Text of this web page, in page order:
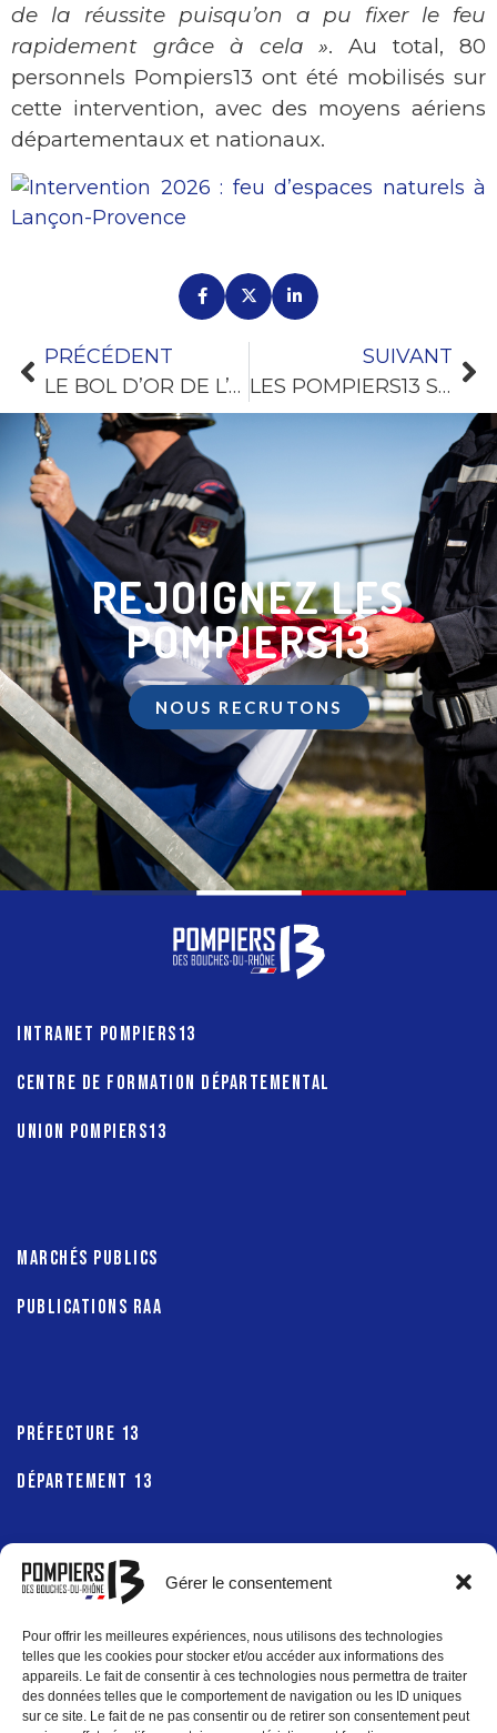
Gérer le consentement
Pour offrir les meilleures expériences, nous utilisons des technologies
telles que les cookies pour stocker et/ou accéder aux informations des
appareils. Le fait de consentir à ces technologies nous permettra de traiter
des données telles que le comportement de navigation ou les ID uniques
sur ce site. Le fait de ne pas consentir ou de retirer son consentement peut
de la réussite puisqu’on a pu fixer le feu
rapidement grâce à cela ». Au total, 80
personnels Pompiers13 ont été mobilisés sur
cette intervention, avec des moyens aériens
départementaux et nationaux.
PRÉCÉDENT
LE BOL D’OR DE L’AMITIÉ : LES POMPIERS13 ONT PÉDALÉ POUR LA BONNE CAUSE
SUIVANT
LES POMPIERS13 S’ENTRAÎNENT AUX CÔTÉS DU MORANE
REJOIGNEZ LES
POMPIERS13
NOUS RECRUTONS
INTRANET POMPIERS13
CENTRE DE FORMATION DÉPARTEMENTAL
UNION POMPIERS13
MARCHÉS PUBLICS
PUBLICATIONS RAA
PRÉFECTURE 13
DÉPARTEMENT 13
MÉTROPOLE AIX-MARSEILLE-PROVENCE